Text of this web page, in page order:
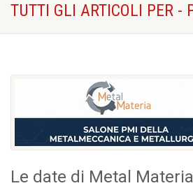
TUTTI GLI ARTICOLI PER -
Le date di Metal